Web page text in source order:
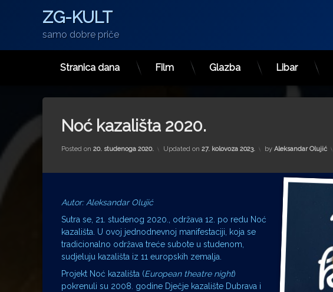
ZG-KULT
samo dobre priče
Stranica dana Film Glazba Libar
Noć kazališta 2020.
Posted on 20. studenoga 2020. Updated on 27. kolovoza 2023. by Aleksandar Olujić
Autor: Aleksandar Olujić
Sutra se, 21. studenog 2020., održava 12. po redu Noć
kazališta. U ovoj jednodnevnoj manifestaciji, koja se
tradicionalno održava treće subote u studenom,
sudjeluju kazališta iz 11 europskih zemalja.
Projekt Noć kazališta (European theatre night)
pokrenuli su 2008. godine Dječje kazalište Dubrava i